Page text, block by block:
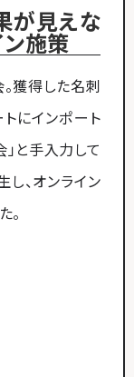
が見えな
ン施策
獲得した名刺
にインポート
」と手入力して
し、オンライン
。